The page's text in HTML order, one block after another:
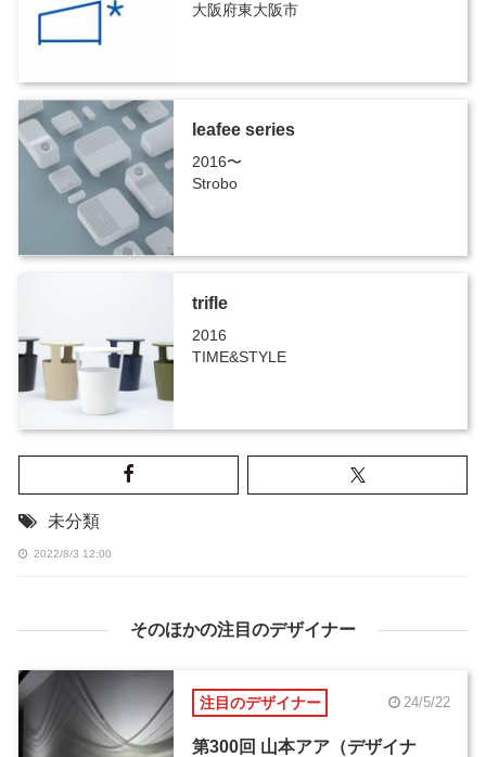
大阪府東大阪市
leafee series
2016〜
Strobo
trifle
2016
TIME&STYLE
未分類
2022/8/3 12:00
そのほかの注目のデザイナー
注目のデザイナー 24/5/22
第300回 山本アア（デザイナ